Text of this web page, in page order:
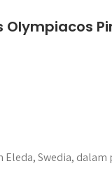
Olympiacos
Eleda, Swedia,